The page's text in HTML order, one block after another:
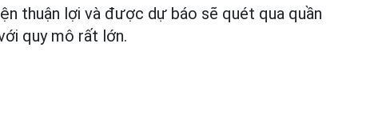
thuận lợi và được dự báo sẽ quét qua quần
quy mô rất lớn.